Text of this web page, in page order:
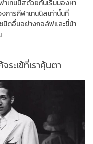
เทนนิสด้วยกันเริ่มมองหา
การกีฬาเทนนิสเท่านั้นที่
นิดอื่นอย่างกอล์ฟและขี่ม้า
ะเข้ที่เราคุ้นตา